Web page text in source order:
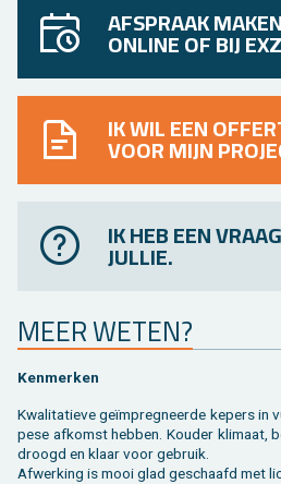
AFSPRAAK
ONLINE OF BIJ
IK WIL EEN
VOOR MIJN
IK HEB EEN
JULLIE.
MEER WETEN?
Ken­mer­ken
Kwa­li­ta­tie­ve geïmpreg­neer­de ke­pers in
pe­se af­komst heb­ben. Kou­der kli­maat,
droogd en klaar voor ge­bruik.
Af­wer­king is mooi glad ge­schaafd met